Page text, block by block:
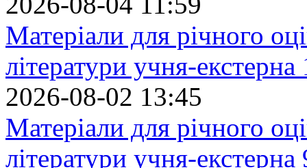
Матеріали для річного
літератури учня-екстерна
2026-08-02 13:45
Матеріали для річного
літератури учня-екстерна